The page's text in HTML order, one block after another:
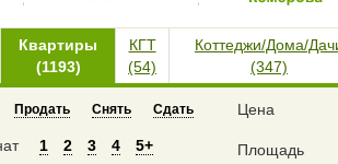
Квартиры
(1193)
КГТ
(54)
Коттеджи/Дома/
(347)
Продать Снять Сдать Цена
1 2 3 4 5+ Площадь